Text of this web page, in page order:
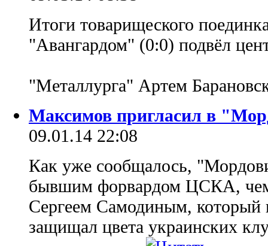
Итоги товарищеского
"Авангардом" (0:0) подвёл
"Металлурга" Артем
Максимов пригласил в
09.01.14 22:08
Как уже сообщалось,
бывшим форвардом ЦСКА,
Сергеем Самодиным, который
защищал цвета украинских